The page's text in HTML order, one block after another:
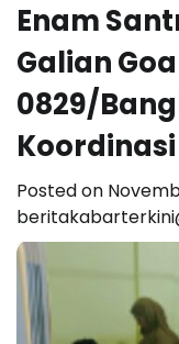
Enam
Galian
0829/
Posted on